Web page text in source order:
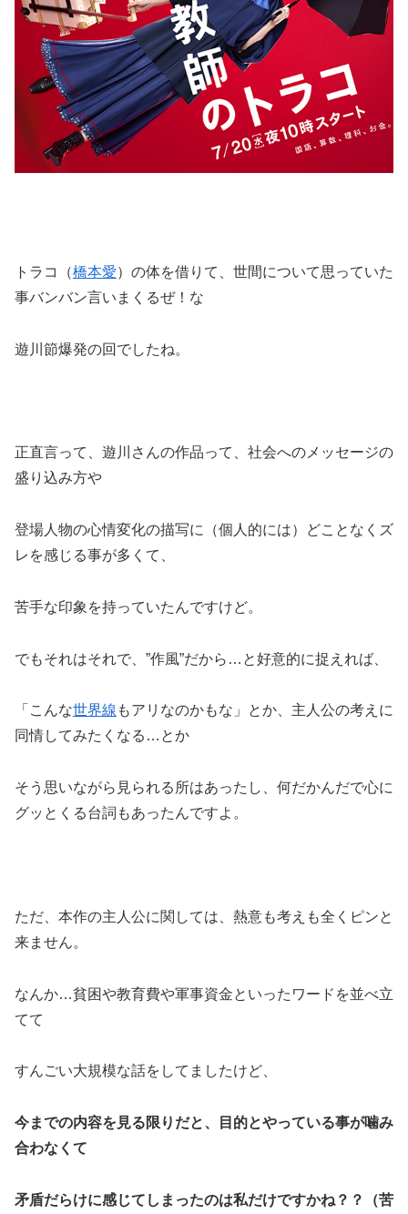
トラコ（橋本愛）の体を借りて、世間について思っていた
事バンバン言いまくるぜ！な
遊川節爆発の回でしたね。
正直言って、遊川さんの作品って、社会へのメッセージの
盛り込み方や
登場人物の心情変化の描写に（個人的には）どことなくズ
レを感じる事が多くて、
苦手な印象を持っていたんですけど。
でもそれはそれで、”作風”だから…と好意的に捉えれば、
「こんな世界線 もアリなのかもな」とか、主人公の考えに
同情してみたくなる…とか
そう思いながら見られる所はあったし、何だかんだで心に
グッとくる台詞もあったんですよ。
ただ、本作の主人公に関しては、熱意も考えも全くピンと
来ません。
なんか…貧困や教育費や軍事資金といったワードを並べ立
てて
すんごい大規模な話をしてましたけど、
今までの内容を見る限りだと、目的とやっている事が噛み
合わなくて
矛盾だらけに感じてしまったのは私だけですかね？？（苦